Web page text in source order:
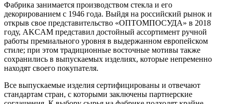
Фабрика занимается производством стекла и его
декорированием с 1946 года. Выйдя на российский рынок и
открыв свое представительство «ОПТОМПОСУДА» в 2018
году, AKCAM представил достойный ассортимент ручной
работы премиального уровня в выдержанном европейском
стиле; при этом традиционные восточные мотивы также
сохранились в выпускаемых изделиях, которые непременно
находят своего покупателя.
Все выпускаемые изделия сертифицированы и отвечают
стандартам стран, с которыми заключены партнерские